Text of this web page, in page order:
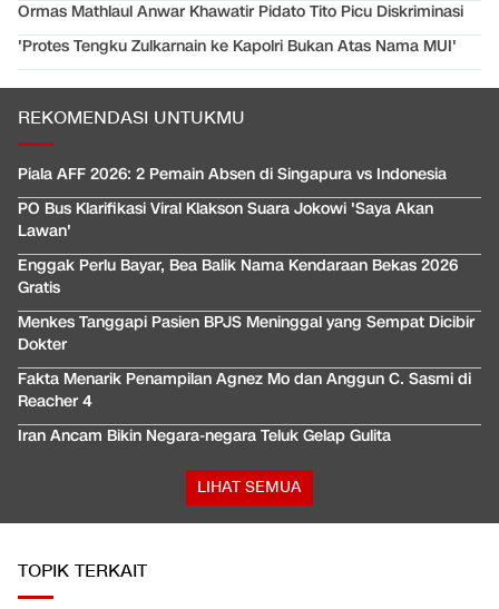
Ormas Mathlaul Anwar Khawatir Pidato Tito Picu Diskriminasi
'Protes Tengku Zulkarnain ke Kapolri Bukan Atas Nama MUI'
REKOMENDASI UNTUKMU
Piala AFF 2026: 2 Pemain Absen di Singapura vs Indonesia
PO Bus Klarifikasi Viral Klakson Suara Jokowi 'Saya Akan
Lawan'
Enggak Perlu Bayar, Bea Balik Nama Kendaraan Bekas 2026
Gratis
Menkes Tanggapi Pasien BPJS Meninggal yang Sempat Dicibir
Dokter
Fakta Menarik Penampilan Agnez Mo dan Anggun C. Sasmi di
Reacher 4
Iran Ancam Bikin Negara-negara Teluk Gelap Gulita
LIHAT SEMUA
TOPIK TERKAIT